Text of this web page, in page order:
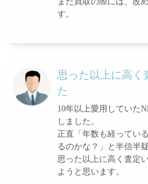
す。
思った以上に高く
た
10年以上愛用していた
しました。
正直「年数も経ってい
るのかな？」と半信半
思った以上に高く査定
ようと思います。